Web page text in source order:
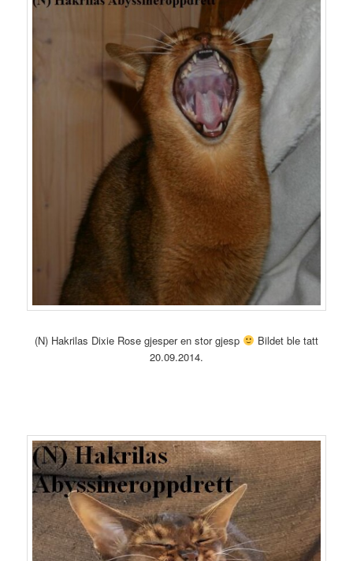
(N) Hakrilas Dixie Rose gjesper en stor gjesp
Bildet ble tatt
20.09.2014.